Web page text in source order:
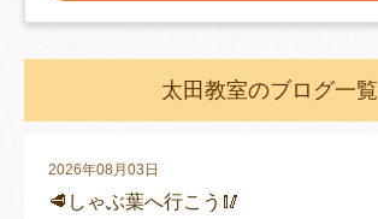
太田教室のブログ一覧
2026年08月03日
🥩しゃぶ葉へ行こう🥢